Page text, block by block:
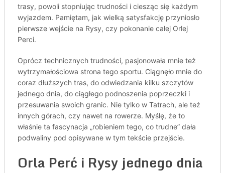
trasy, powoli stopniując trudności i ciesząc się każdym
wyjazdem. Pamiętam, jak wielką satysfakcję przyniosło
pierwsze wejście na Rysy, czy pokonanie całej Orlej
Perci.
Oprócz technicznych trudności, pasjonowała mnie też
wytrzymałościowa strona tego sportu. Ciągnęło mnie do
coraz dłuższych tras, do odwiedzania kilku szczytów
jednego dnia, do ciągłego podnoszenia poprzeczki i
przesuwania swoich granic. Nie tylko w Tatrach, ale też
innych górach, czy nawet na rowerze. Myślę, że to
właśnie ta fascynacja „robieniem tego, co trudne” dała
podwaliny pod opisywane w tym tekście przejście.
Orla Perć i Rysy jednego dnia